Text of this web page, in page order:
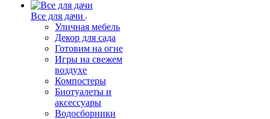
Все для дачи
Уличная мебель
Декор для сада
Готовим на огне
Игры на свежем
воздухе
Компостеры
Биотуалеты и
аксессуары
Водосборники